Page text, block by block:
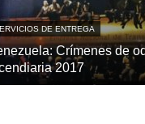
DE ENTREGA
Crímenes de
2017